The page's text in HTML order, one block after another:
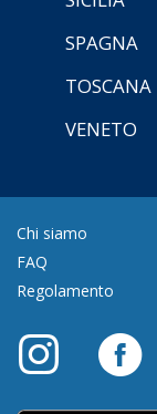
SPAGNA
TOSCANA
VENETO
Chi siamo
FAQ
Regolamento